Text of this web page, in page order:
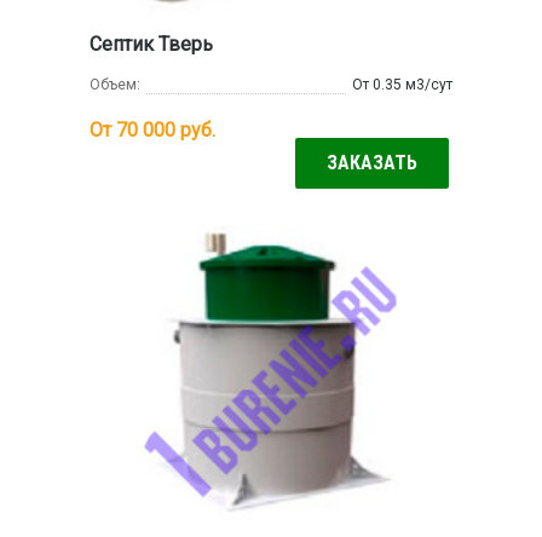
Септик Тверь
Объем: От 0.35 м3/сут
От 70 000 руб.
ЗАКАЗАТЬ